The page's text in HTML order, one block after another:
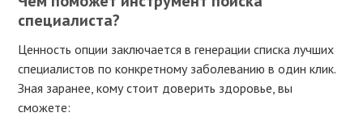
специалиста?
Ценность опции заключается в генерации списка лучших
специалистов по конкретному заболеванию в один клик.
Зная заранее, кому стоит доверить здоровье, вы
сможете: